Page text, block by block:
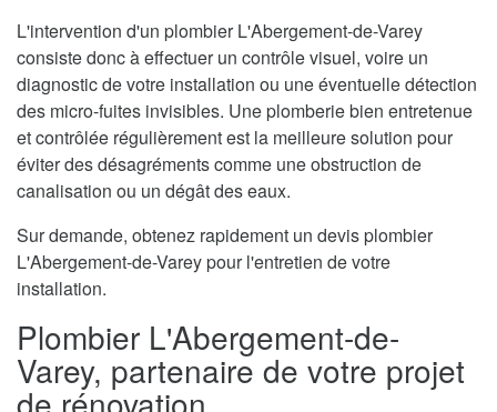
L'intervention d'un plombier L'Abergement-de-Varey
consiste donc à effectuer un contrôle visuel, voire un
diagnostic de votre installation ou une éventuelle détection
des micro-fuites invisibles. Une plomberie bien entretenue
et contrôlée régulièrement est la meilleure solution pour
éviter des désagréments comme une obstruction de
canalisation ou un dégât des eaux.
Sur demande, obtenez rapidement un devis plombier
L'Abergement-de-Varey pour l'entretien de votre
installation.
Plombier L'Abergement-de-
Varey, partenaire de votre projet
de rénovation